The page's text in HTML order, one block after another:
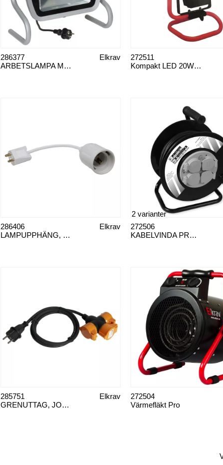
ARBETSLAMPA MAXIMUM LED 80W
Elkrav
286377
Kompakt LED 20W bärbar
272511
LAMPUPPHÄNG, E27 15CM SLADD
Elkrav
286406
KABELVINDA PRO FAST CENT. 20M
272506
2 varianter
GRENUTTAG, JORDAD 3-VÄGS 1,5M
Elkrav
285751
Värmefläkt Pro
272504